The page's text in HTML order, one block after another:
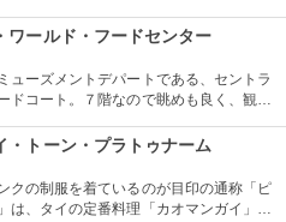
は階段で上に上れて、頂上からはアユタ
。
ワールド・フードセンター
ューズメントデパートである、セントラ
ドコート。７階なので眺めも良く、観光
やインド料理日本食等々、各種あり。お
。
・トーン・プラトゥナーム
クの制服を着ているのが目印の通称「ピ
は、タイの定番料理「カオマンガイ」で